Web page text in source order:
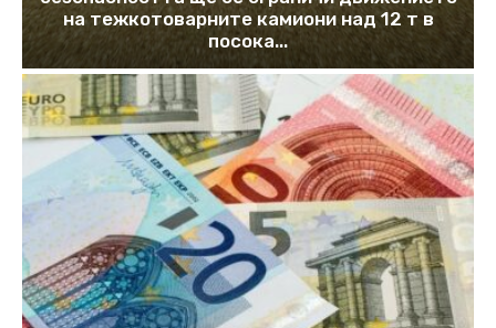
на тежкотоварните камиони над 12 т в
посока...